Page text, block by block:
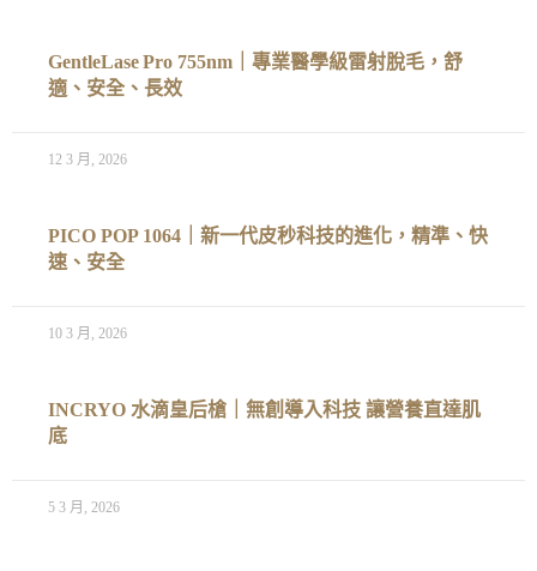
GentleLase Pro 755nm｜專業醫學級雷射脫毛，舒
適、安全、長效
12 3 月, 2026
PICO POP 1064｜新一代皮秒科技的進化，精準、快
速、安全
10 3 月, 2026
INCRYO 水滴皇后槍｜無創導入科技 讓營養直達肌
底
5 3 月, 2026